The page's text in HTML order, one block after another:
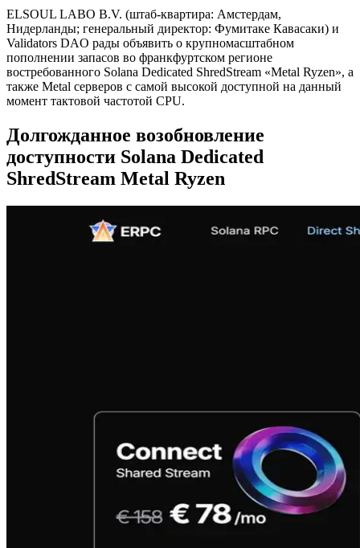
ELSOUL LABO B.V. (штаб-квартира: Амстердам,
Нидерланды; генеральный директор: Фумитаке Кавасаки) и
Validators DAO рады объявить о крупномасштабном
пополнении запасов во франкфуртском регионе
востребованного Solana Dedicated ShredStream «Metal Ryzen», а
также Metal серверов с самой высокой доступной на данный
момент тактовой частотой CPU.
Долгожданное возобновление
доступности Solana Dedicated
ShredStream Metal Ryzen